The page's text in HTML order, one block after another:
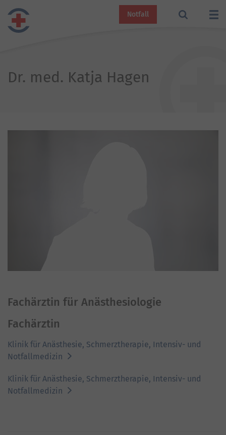
Notfall
Dr. med. Katja Hagen
Fachärztin für Anästhesiologie
Fachärztin
Klinik für Anästhesie, Schmerztherapie, Intensiv- und
Notfallmedizin
Klinik für Anästhesie, Schmerztherapie, Intensiv- und
Notfallmedizin